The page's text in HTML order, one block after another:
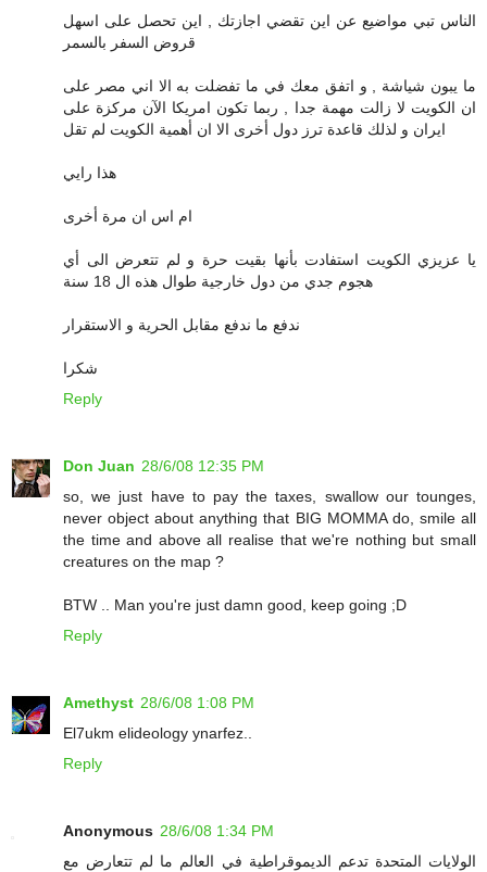
الناس تبي مواضيع عن اين تقضي اجازتك , اين تحصل على اسهل
قروض السفر بالسمر
ما يبون شياشة , و اتفق معك في ما تفضلت به الا اني مصر على
ان الكويت لا زالت مهمة جدا , ربما تكون امريكا الآن مركزة على
ايران و لذلك قاعدة ترز دول أخرى الا ان أهمية الكويت لم تقل
هذا رايي
ام اس ان مرة أخرى
يا عزيزي الكويت استفادت بأنها بقيت حرة و لم تتعرض الى أي
هجوم جدي من دول خارجية طوال هذه ال 18 سنة
ندفع ما ندفع مقابل الحرية و الاستقرار
شكرا
Reply
Don Juan 28/6/08 12:35 PM
so, we just have to pay the taxes, swallow our tounges,
never object about anything that BIG MOMMA do, smile all
the time and above all realise that we're nothing but small
creatures on the map ?
BTW .. Man you're just damn good, keep going ;D
Reply
Amethyst 28/6/08 1:08 PM
El7ukm elideology ynarfez..
Reply
Anonymous 28/6/08 1:34 PM
الولايات المتحدة تدعم الديموقراطية في العالم ما لم تتعارض مع